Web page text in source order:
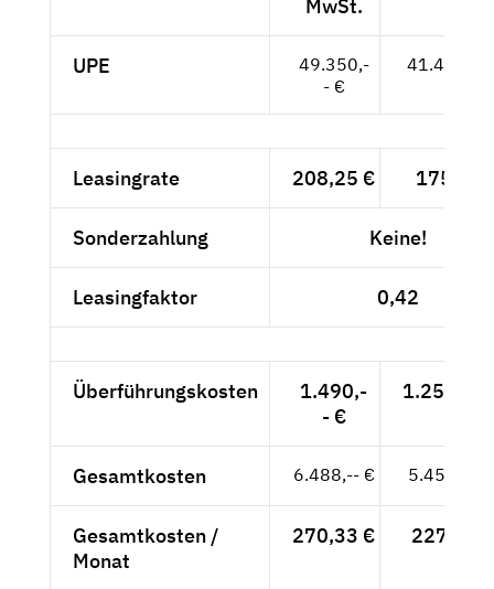
MwSt.
UPE
49.350,-
- €
41.471,--
Leasingrate 208,25 € 175,-- €
Sonderzahlung Keine!
Leasingfaktor 0,42
Überführungskosten
1.490,-
- €
1.252,10
Gesamtkosten 6.488,-- € 5.452,10
Gesamtkosten /
Monat
270,33 € 227,17 €